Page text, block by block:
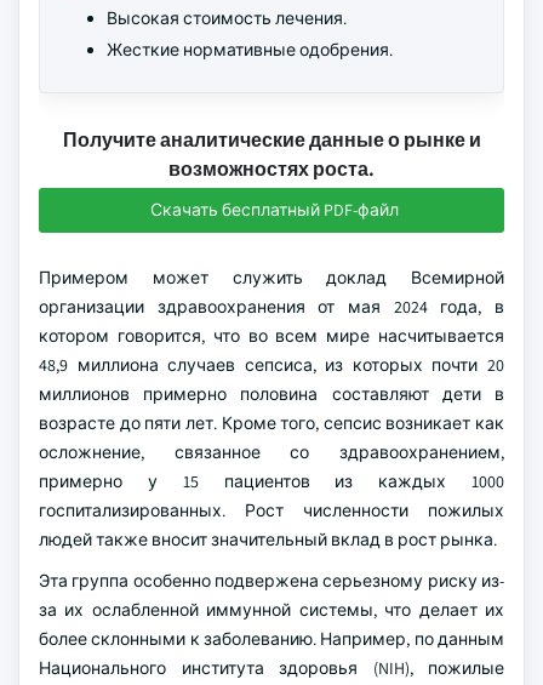
Высокая стоимость лечения.
Жесткие нормативные одобрения.
Получите аналитические данные о рынке и
возможностях роста.
Скачать бесплатный PDF-файл
Примером может служить доклад Всемирной
организации здравоохранения от мая 2024 года, в
котором говорится, что во всем мире насчитывается
48,9 миллиона случаев сепсиса, из которых почти 20
миллионов примерно половина составляют дети в
возрасте до пяти лет. Кроме того, сепсис возникает как
осложнение, связанное со здравоохранением,
примерно у 15 пациентов из каждых 1000
госпитализированных. Рост численности пожилых
людей также вносит значительный вклад в рост рынка.
Эта группа особенно подвержена серьезному риску из-
за их ослабленной иммунной системы, что делает их
более склонными к заболеванию. Например, по данным
Национального института здоровья (NIH), пожилые